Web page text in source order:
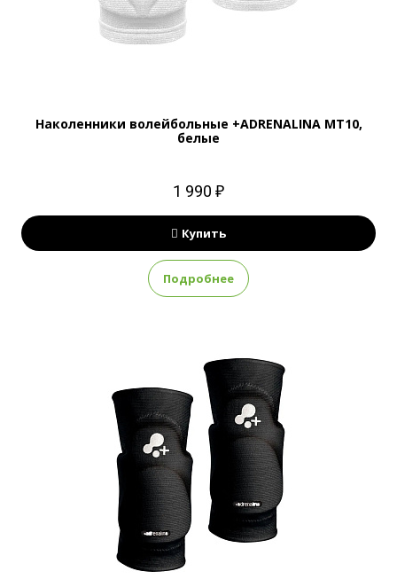
Наколенники волейбольные +ADRENALINA MT10,
белые
1 990 ₽
Купить
Подробнее